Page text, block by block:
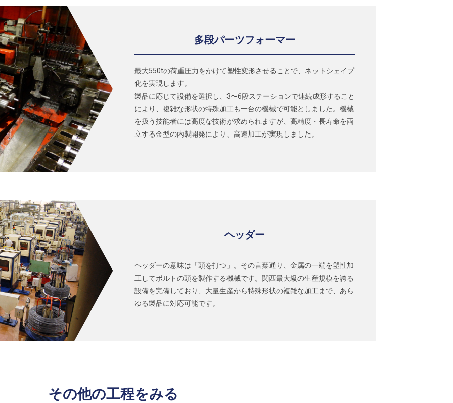
多段パーツフォーマー
最大550tの荷重圧力をかけて塑性変形させることで、ネットシェイプ
化を実現します。
製品に応じて設備を選択し、3〜6段ステーションで連続成形すること
により、複雑な形状の特殊加工も一台の機械で可能としました。機械
を扱う技能者には高度な技術が求められますが、高精度・長寿命を両
立する金型の内製開発により、高速加工が実現しました。
ヘッダー
ヘッダーの意味は「頭を打つ」。その言葉通り、金属の一端を塑性加
工してボルトの頭を製作する機械です。関西最大級の生産規模を誇る
設備を完備しており、大量生産から特殊形状の複雑な加工まで、あら
ゆる製品に対応可能です。
その他の工程をみる